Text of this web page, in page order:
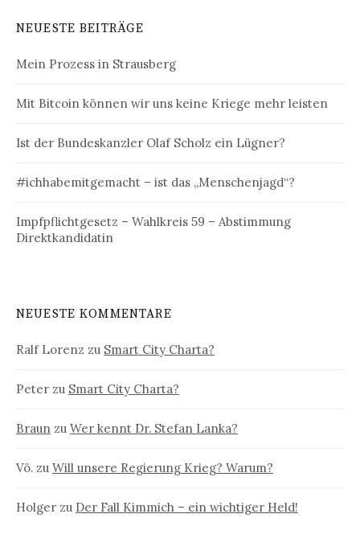
NEUESTE BEITRÄGE
Mein Prozess in Strausberg
Mit Bitcoin können wir uns keine Kriege mehr leisten
Ist der Bundeskanzler Olaf Scholz ein Lügner?
#ichhabemitgemacht – ist das „Menschenjagd“?
Impfpflichtgesetz – Wahlkreis 59 – Abstimmung
Direktkandidatin
NEUESTE KOMMENTARE
Ralf Lorenz zu Smart City Charta?
Peter zu Smart City Charta?
Braun zu Wer kennt Dr. Stefan Lanka?
Vö. zu Will unsere Regierung Krieg? Warum?
Holger zu Der Fall Kimmich – ein wichtiger Held!